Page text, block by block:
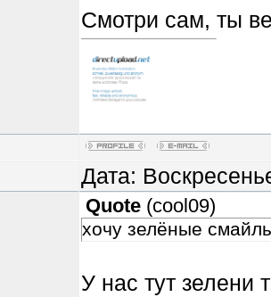
Смотри сам, ты
Дата:
Quote (cool09)
хочу зелёные
У нас тут зелени